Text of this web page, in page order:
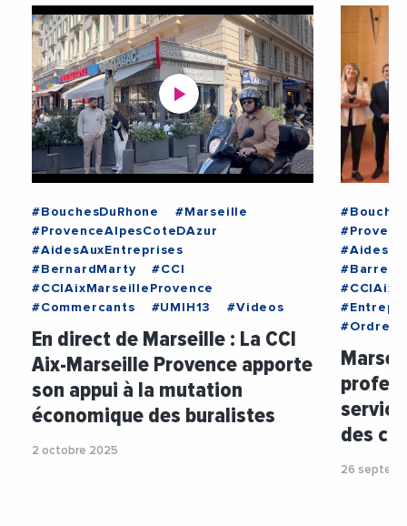
#BouchesDuRhone
#Marseille
#ProvenceAlpesCoteDAzur
#AidesAuxEntreprises
#BernardMarty
#CCI
#CCIAixMarseilleProvence
#Commercants
#UMIH13 #Videos
En direct de Marseille : La CCI
Aix-Marseille Provence apporte
son appui à la mutation
économique des buralistes
2 octobre 2025
des
26